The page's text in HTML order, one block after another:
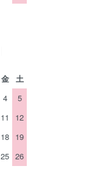
金
土
4
5
11
12
18 19
25 26